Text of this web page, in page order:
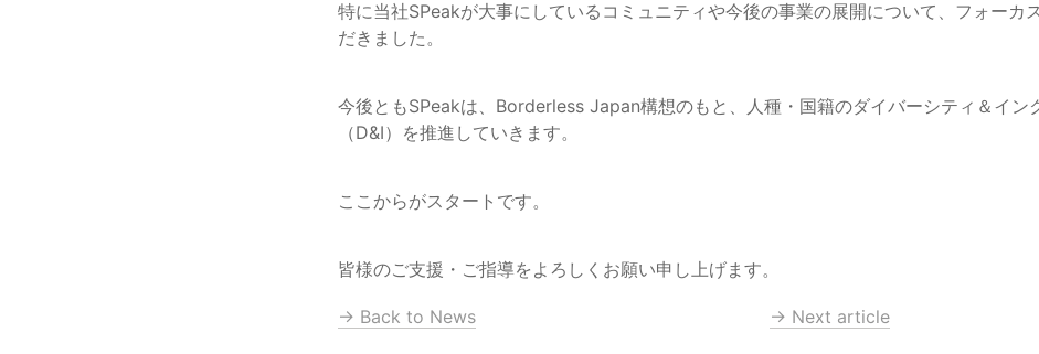
特に当社SPeakが大事にしているコミュニティや今後の事業の展開について、フォーカ
だきました。
今後ともSPeakは、Borderless Japan構想のもと、人種・国籍のダイバーシティ＆イン
（D&I）を推進していきます。
ここからがスタートです。
皆様のご支援・ご指導をよろしくお願い申し上げます。
→ Back to News → Next article